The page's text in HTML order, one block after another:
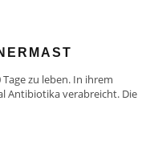
zu leben. In ihrem
Antibiotika verabreicht. Die